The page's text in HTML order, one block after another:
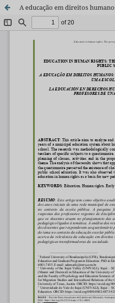
A educação em direitos